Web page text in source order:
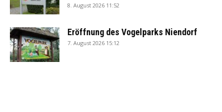
8. August 2026 11:52
Eröffnung des Vogelparks Niendorf
7. August 2026 15:12